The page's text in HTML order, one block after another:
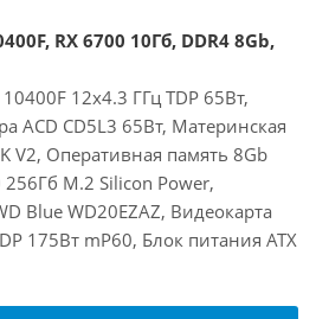
RX 6700 10Гб, DDR4 8Gb,
12x4.3 ГГц TDP 65Вт,
ACD CD5L3 65Вт, Материнская
V2, Оперативная память 8Gb
256Гб M.2 Silicon Power,
Blue WD20EZAZ, Видеокарта
175Вт mP60, Блок питания ATX